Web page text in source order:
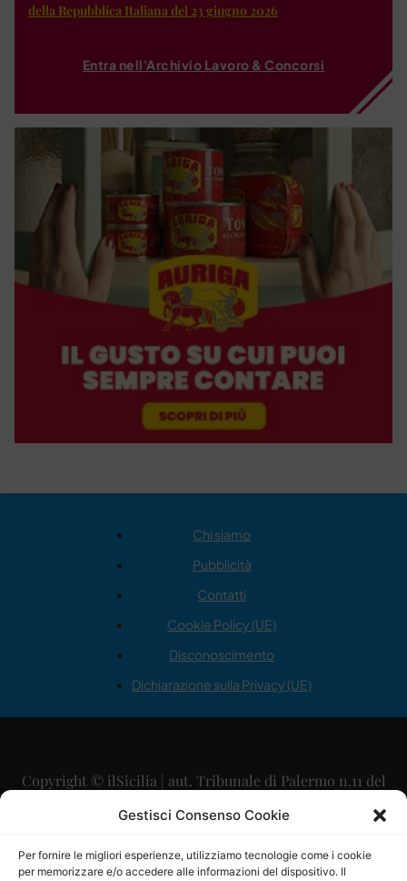
Gestisci Consenso Cookie
Per fornire le migliori esperienze, utilizziamo tecnologie come i cookie
per memorizzare e/o accedere alle informazioni del dispositivo. Il
della Repubblica Italiana del 23 giugno 2026
Entra nell'Archivio Lavoro & Concorsi
Chi siamo
Pubblicità
Contatti
Cookie Policy (UE)
Disconoscimento
Dichiarazione sulla Privacy (UE)
Copyright © ilSicilia | aut. Tribunale di Palermo n.11 del
29/09/2015